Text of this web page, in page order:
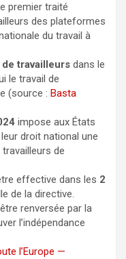
premier traité
des plateformes
du travail à
travailleurs dans le
le travail de
(source : Basta
impose aux États
leur droit national une
de
effective dans les 2
de la directive.
renversée par la
l’indépendance
l’Europe —